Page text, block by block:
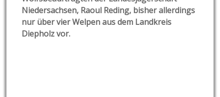
Niedersachsen, Raoul Reding, bisher allerdings
nur über vier Welpen aus dem Landkreis
Diepholz vor.